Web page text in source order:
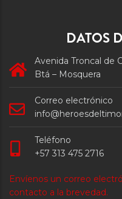
DATOS
Avenida Troncal de
Btá – Mosquera
Correo electrónico
Teléfono
+57 313 475 2716
Envíenos un correo
contacto a la brevedad.